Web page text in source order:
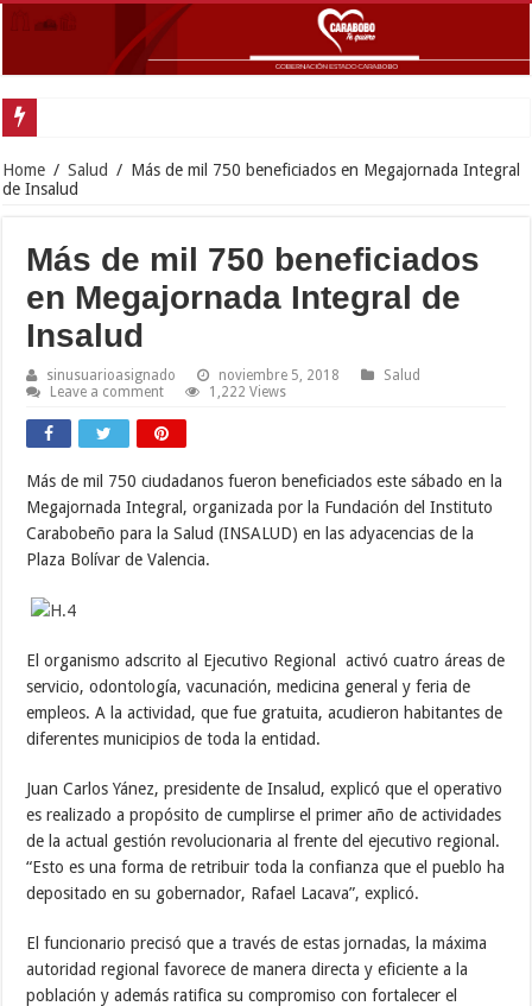
Home / Salud / Más de mil 750 beneficiados en Megajornada Integral
de Insalud
Más de mil 750 beneficiados
en Megajornada Integral de
Insalud
sinusuarioasignado noviembre 5, 2018
Salud
Leave a comment
1,222 Views
Más de mil 750 ciudadanos fueron beneficiados este sábado en la
Megajornada Integral, organizada por la Fundación del Instituto
Carabobeño para la Salud (INSALUD) en las adyacencias de la
Plaza Bolívar de Valencia.
El organismo adscrito al Ejecutivo Regional activó cuatro áreas de
servicio, odontología, vacunación, medicina general y feria de
empleos. A la actividad, que fue gratuita, acudieron habitantes de
diferentes municipios de toda la entidad.
Juan Carlos Yánez, presidente de Insalud, explicó que el operativo
es realizado a propósito de cumplirse el primer año de actividades
de la actual gestión revolucionaria al frente del ejecutivo regional.
“Esto es una forma de retribuir toda la confianza que el pueblo ha
depositado en su gobernador, Rafael Lacava”, explicó.
El funcionario precisó que a través de estas jornadas, la máxima
autoridad regional favorece de manera directa y eficiente a la
población y además ratifica su compromiso con fortalecer el